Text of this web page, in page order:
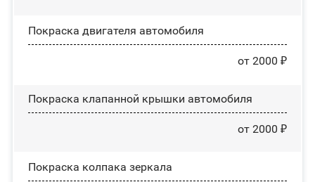
Покраска двигателя автомобиля
от 2000 ₽
Покраска клапанной крышки автомобиля
от 2000 ₽
Покраска колпака зеркала